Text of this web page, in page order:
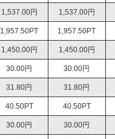
1,537.00円 1,537.00円
1,957.50PT 1,957.50PT
1,450.00円 1,450.00円
30.00円 30.00円
31.80円 31.80円
40.50PT 40.50PT
30.00円 30.00円